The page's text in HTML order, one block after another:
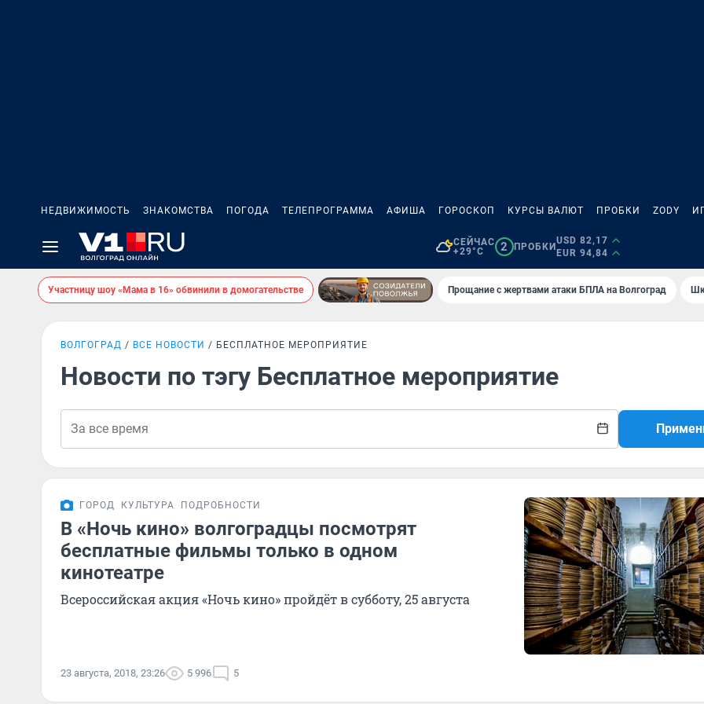
НЕДВИЖИМОСТЬ ЗНАКОМСТВА ПОГОДА ТЕЛЕПРОГРАММА АФИША ГОРОСКОП КУРСЫ ВАЛЮТ ПРОБКИ ZODY
СЕЙЧАС
+29°C
2 ПРОБКИ
USD 82,17
EUR 94,84
Участницу шоу «Мама в 16» обвинили в домогательстве Прощание с жертвами атаки БПЛА на Волгоград
ВОЛГОГРАД ВСЕ НОВОСТИ БЕСПЛАТНОЕ МЕРОПРИЯТИЕ
Новости по тэгу Бесплатное мероприятие
ГОРОД КУЛЬТУРА ПОДРОБНОСТИ
В «Ночь кино» волгоградцы посмотрят
бесплатные фильмы только в одном
кинотеатре
Всероссийская акция «Ночь кино» пройдёт в субботу, 25 августа
23 августа, 2018, 23:26 5 996 5